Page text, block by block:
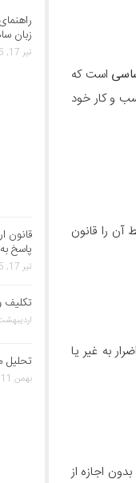
است که
و کار خود
را قانون
به غیر یا
اجازه از
زبان
تیر 17, 1405
قانون
پاسخ
تیر 17, 1405
تکلیف
اردیبهشت 24,
تحلیل ماده 500 قانون
بهمن 11, 1404